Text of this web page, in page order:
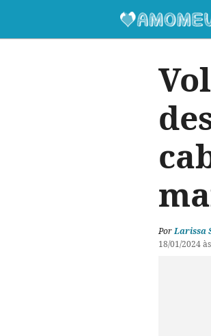
PorLarissa
18/01/2024